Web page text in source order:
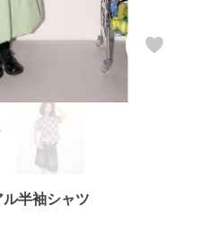
半袖シャツ